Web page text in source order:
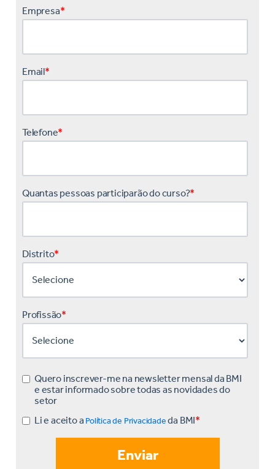
Empresa*
Email*
Telefone*
Quantas pessoas participarão do curso?*
Distrito*
Profissão*
Quero inscrever-me na newsletter mensal da BMI
e estar informado sobre todas as novidades do
setor
Li e aceito a Política de Privacidadeda BMI*